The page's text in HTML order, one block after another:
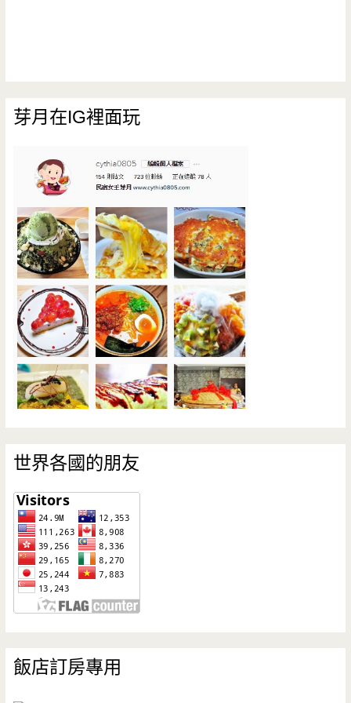
芽月在IG裡面玩
世界各國的朋友
飯店訂房專用